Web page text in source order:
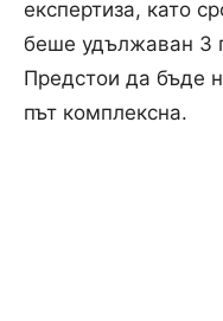
експертиза, като
беше удължаван 3
Предстои да бъде
път комплексна.